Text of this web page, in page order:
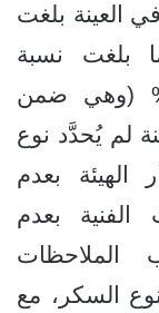
العينة بلغت
0.50%، فيما بلغت نسبة
المختزل الداخلي 5.41% (وهي ضمن
لم يُحدَّد نوع
الهيئة بعدم
بعدم
الملاحظات
السكر، مع